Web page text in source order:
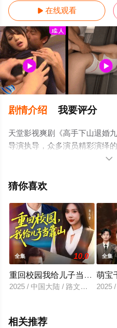
 在线观看
剧情介绍 我要评分
天堂影视爽剧《高手下山退婚
导演执导，众多演员精彩演绎
已揭晓（1-100全集），手机
视剧、电视猫或剧情网等平台了

猜你喜欢
全集 10.0
重回校园我给儿子当靠山
2025 / 中国大陆 / 路文卓&朱昊谦
全集
萌宝
2025
相关推荐